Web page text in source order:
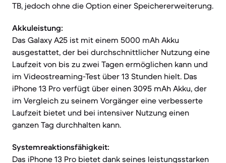
TB, jedoch ohne die Option einer Speichererweiterung.
Akkuleistung:
Das Galaxy A25 ist mit einem 5000 mAh Akku
ausgestattet, der bei durchschnittlicher Nutzung eine
Laufzeit von bis zu zwei Tagen ermöglichen kann und
im Videostreaming-Test über 13 Stunden hielt. Das
iPhone 13 Pro verfügt über einen 3095 mAh Akku, der
im Vergleich zu seinem Vorgänger eine verbesserte
Laufzeit bietet und bei intensiver Nutzung einen
ganzen Tag durchhalten kann.
Systemreaktionsfähigkeit:
Das iPhone 13 Pro bietet dank seines leistungsstarken